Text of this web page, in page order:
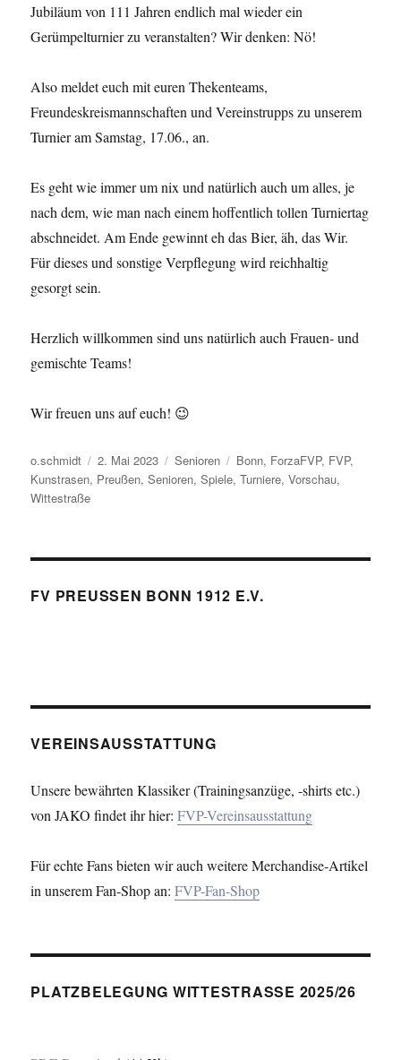
Jubiläum von 111 Jahren endlich mal wieder ein
Gerümpelturnier zu veranstalten? Wir denken: Nö!
Also meldet euch mit euren Thekenteams,
Freundeskreismannschaften und Vereinstrupps zu unserem
Turnier am Samstag, 17.06., an.
Es geht wie immer um nix und natürlich auch um alles, je
nach dem, wie man nach einem hoffentlich tollen Turniertag
abschneidet. Am Ende gewinnt eh das Bier, äh, das Wir.
Für dieses und sonstige Verpflegung wird reichhaltig
gesorgt sein.
Herzlich willkommen sind uns natürlich auch Frauen- und
gemischte Teams!
Wir freuen uns auf euch! 😉
Autor
o.schmidt
Veröffentlicht
am
2. Mai 2023 Kategorien
Senioren Schlagwörter
Bonn, ForzaFVP, FVP,
Kunstrasen, Preußen,Senioren,Spiele,Turniere,Vorschau,
Wittestraße
FV PREUSSEN BONN 1912 E.V.
VEREINSAUSSTATTUNG
Unsere bewährten Klassiker (Trainingsanzüge, -shirts etc.)
von JAKO findet ihr hier:FVP-Vereinsausstattung
Für echte Fans bieten wir auch weitere Merchandise-Artikel
in unserem Fan-Shop an:FVP-Fan-Shop
PLATZBELEGUNG WITTESTRASSE 2025/26